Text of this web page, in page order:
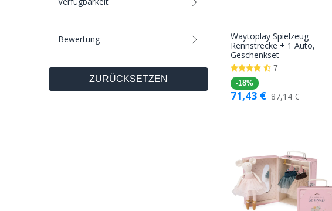
Bewertung
ZURÜCKSETZEN
In den
Warenkorb
Waytoplay Spielzeug
Rennstrecke + 1 Auto,
Geschenkset
7
-18%
71,43€ 87,14€